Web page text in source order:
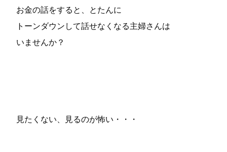
お金の話をすると、とたんに
トーンダウンして話せなくなる主婦さんは
いませんか？
見たくない、見るのが怖い・・・